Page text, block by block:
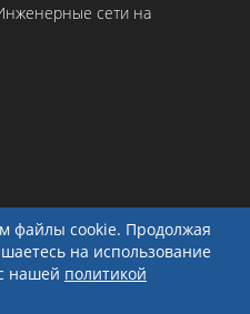
файлы cookie. Продолжая
на использование
нашей политикой